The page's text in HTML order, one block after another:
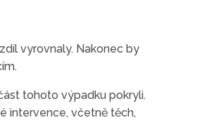
vyrovnaly. Nakonec by
tohoto výpadku pokryli.
intervence, včetně těch,